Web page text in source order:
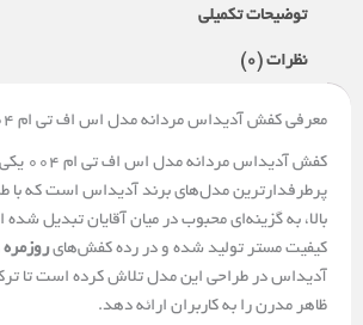
توضیحات تکمیلی
نظرات (0)
معرفی کفش آدیداس مردانه مدل اس اف تی ام 004
کفش
پرطرفدارترین مدل‌های برند آدیداس است که با
بالا، به گزینه‌ای محبوب در میان آقایان تبدیل
کیفیت مستر تولید شده و در رده کفش‌هایروزمره
آدیداس در طراحی این مدل تلاش کرده است تا
ظاهر مدرن را به کاربران ارائه دهد.